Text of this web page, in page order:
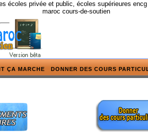
écoles privée et public, écoles supérieures
maroc cours-de-soutien
ÇA MARCHE DONNER DES COURS